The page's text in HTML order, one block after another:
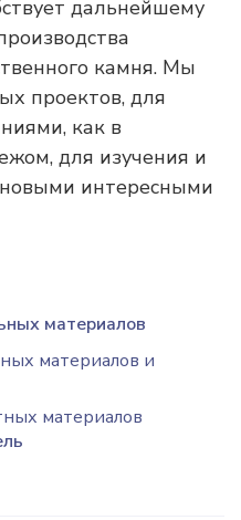
дальнейшему
камня. Мы
проектов, для
как в
для изучения и
интересными
материалов
материалов и
материалов